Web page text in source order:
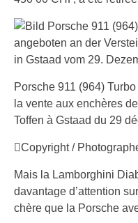
Porsche 911 (964)
la vente aux enchères
Toffen à Gstaad du 29
Copyright /
Mais la Lamborghini
davantage d’attention
chère que la Porsche